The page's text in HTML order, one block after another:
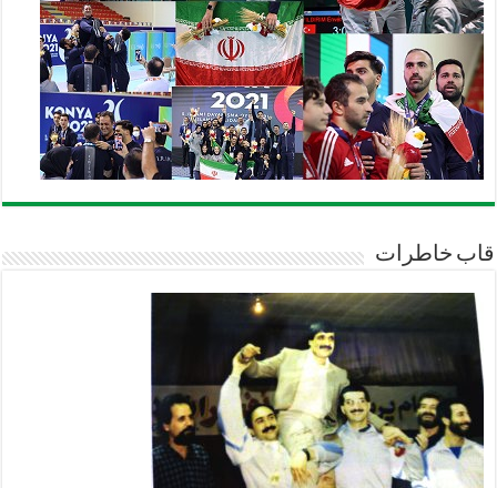
قاب خاطرات